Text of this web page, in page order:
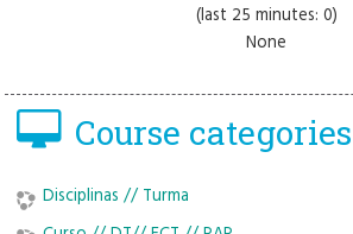
(last 25 minutes: 0)
None
Course categories
Disciplinas // Turma